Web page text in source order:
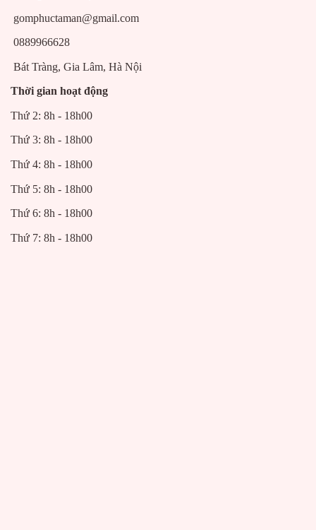
gomphuctaman@gmail.com
0889966628
Bát Tràng, Gia Lâm, Hà Nội
Thời gian hoạt động
Thứ 2: 8h - 18h00
Thứ 3: 8h - 18h00
Thứ 4: 8h - 18h00
Thứ 5: 8h - 18h00
Thứ 6: 8h - 18h00
Thứ 7: 8h - 18h00